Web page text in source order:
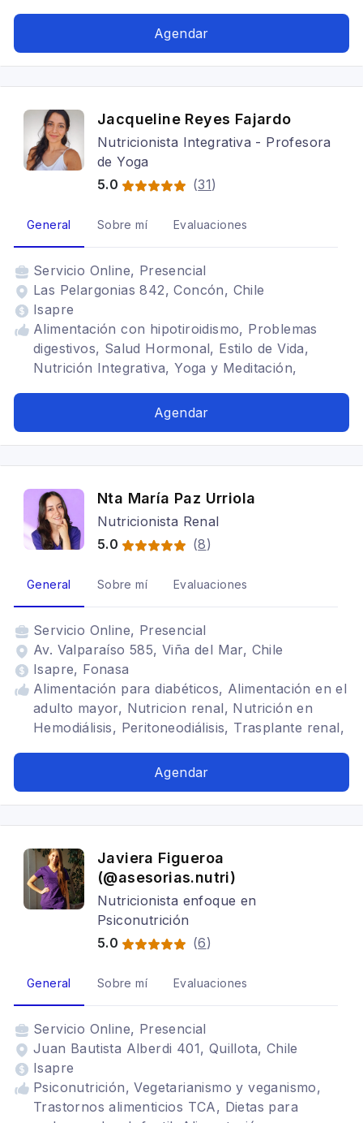
Alimentación con hipotiroidismo, Trastornos
veganismo, Dietas para embarazadas,
Alimentación en el adulto mayor, Infantil,
Dietética
Agendar
Jacqueline Reyes Fajardo
Nutricionista Integrativa - Profesora
de Yoga
5.0
(31)
General Sobre mí Evaluaciones
Servicio Online, Presencial
Las Pelargonias 842, Concón, Chile
Isapre
Alimentación con hipotiroidismo, Problemas
digestivos, Salud Hormonal, Estilo de Vida,
Nutrición Integrativa, Yoga y Meditación,
Agendar
Nta María Paz Urriola
Nutricionista Renal
5.0
(8)
General Sobre mí Evaluaciones
Servicio Online, Presencial
Av. Valparaíso 585, Viña del Mar, Chile
Isapre, Fonasa
Alimentación para diabéticos, Alimentación en el
adulto mayor, Nutricion renal, Nutrición en
Hemodiálisis, Peritoneodiálisis, Trasplante renal,
Dislipidemia, Colesterol Alto, Triglicéridos altos,
Masa muscular, Baja de peso, Subir de peso,
Renal, Vegetarianismo y veganismo,
Alimentación con hipotiroidismo, Alimentación
baja en carbohidratos
Agendar
Javiera Figueroa
(@asesorias.nutri)
Nutricionista enfoque en
Psiconutrición
5.0
(6)
General Sobre mí Evaluaciones
Servicio Online, Presencial
Juan Bautista Alberdi 401, Quillota, Chile
Isapre
Psiconutrición, Vegetarianismo y veganismo,
Trastornos alimenticios TCA, Dietas para